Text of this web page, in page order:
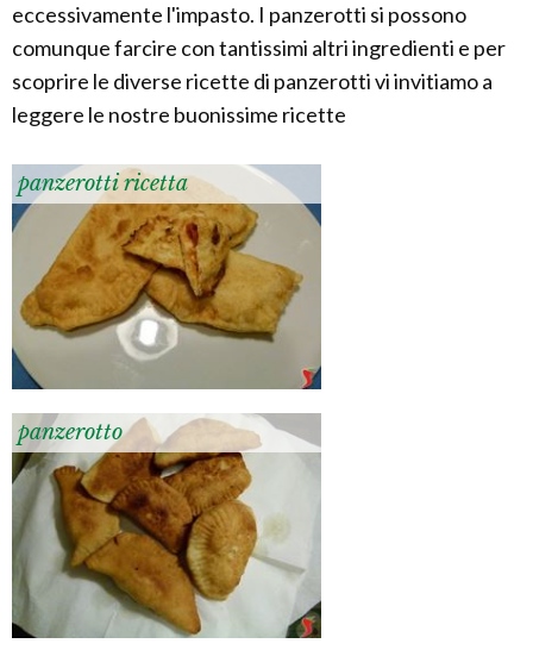
eccessivamente l'impasto. I panzerotti si possono
comunque farcire con tantissimi altri ingredienti e per
scoprire le diverse ricette di panzerotti vi invitiamo a
leggere le nostre buonissime ricette
panzerotti ricetta
panzerotto